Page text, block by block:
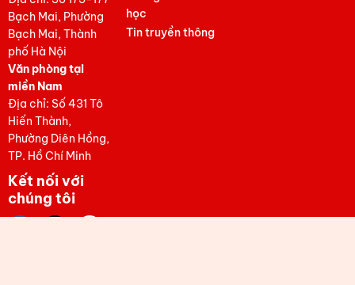
Bạch Mai, Phường
Bạch Mai, Thành
phố Hà Nội
Văn phòng tại
miền Nam
Địa chỉ: Số 431 Tô
Hiến Thành,
Phường Diên Hồng,
TP. Hồ Chí Minh
Kết nối với
chúng tôi
F T
học
Tin truyền thông